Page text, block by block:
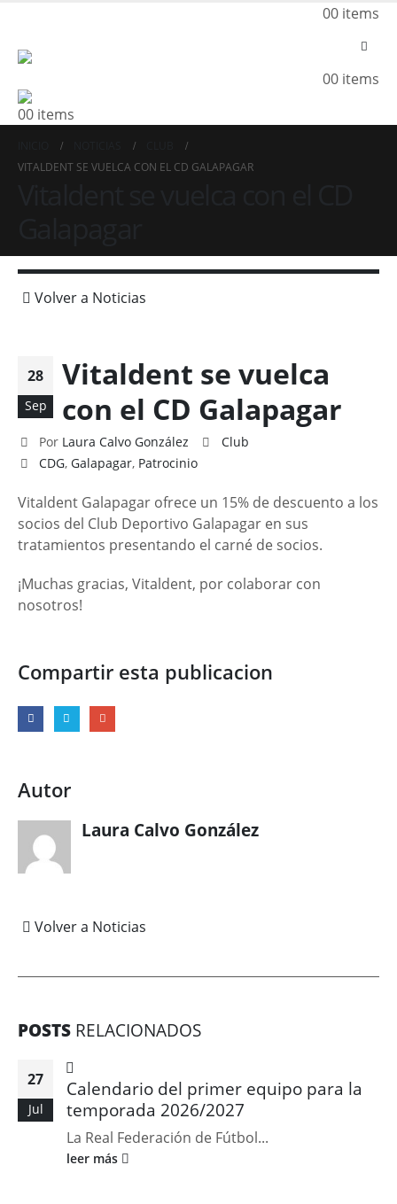
00 items
00 items
00 items
VITALDENT SE VUELCA CON EL CD GALAPAGAR
Volver a Noticias
28
Sep
Vitaldent se vuelca
con el CD Galapagar
Por Laura Calvo González
Club
CDG,Galapagar, Patrocinio
Vitaldent Galapagar ofrece un 15% de descuento a los
socios del Club Deportivo Galapagar en sus
tratamientos presentando el carné de socios.
¡Muchas gracias, Vitaldent, por colaborar con
nosotros!
Compartir esta publicacion
Autor
Laura Calvo González
Volver a Noticias
POSTS RELACIONADOS
27
Jul
Calendario del primer equipo para la
temporada 2026/2027
La Real Federación de Fútbol...
leer más